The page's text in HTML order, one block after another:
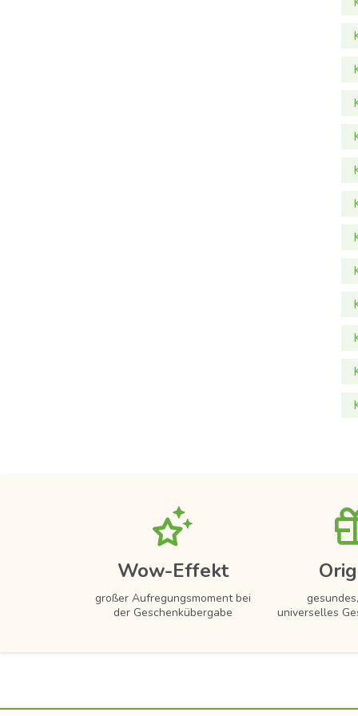
Wow-Effekt
großer Aufregungsmoment bei
der Geschenkübergabe
universelles